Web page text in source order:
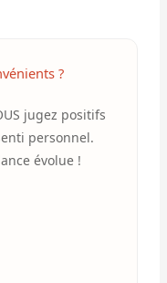
?
jugez positifs
personnel.
évolue !